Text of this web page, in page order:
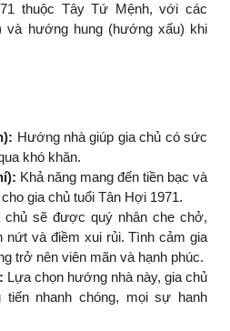
thuộc Tây Tứ Mệnh, với các
và hướng hung (hướng xấu) khi
Hướng nhà giúp gia chủ có sức
khó khăn.
Khả năng mang đến tiền bạc và
gia chủ tuổi Tân Hợi 1971.
chủ sẽ được quý nhân che chở,
nứt và điềm xui rủi. Tình cảm gia
trở nên viên mãn và hạnh phúc.
Lựa chọn hướng nhà này, gia chủ
tiến nhanh chóng, mọi sự hanh